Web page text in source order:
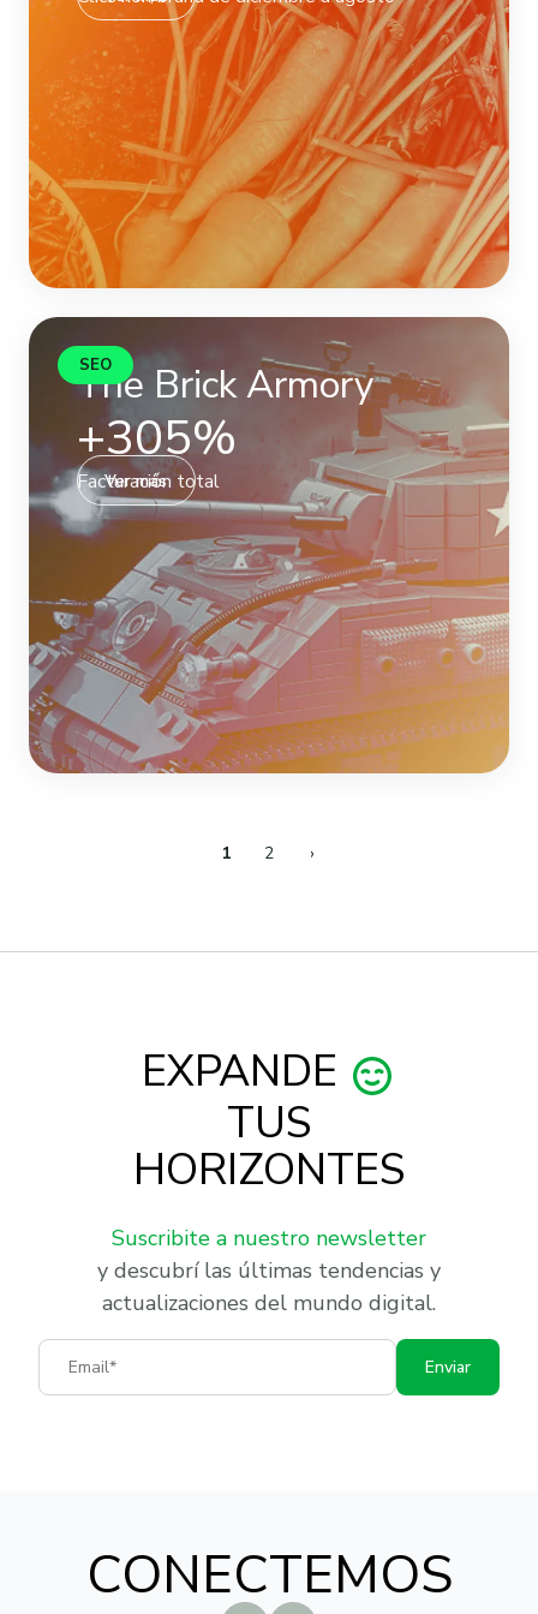
SEO
The Brick Armory
+305%
Facturación total
Ver más
1 2 ›
EXPANDE
TUS
HORIZONTES
Suscribite a nuestro newsletter
y descubrí las últimas tendencias y
actualizaciones del mundo digital.
Email
Enviar
CONECTEMOS